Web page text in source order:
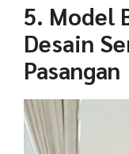
5. Model
Desain
Pasangan